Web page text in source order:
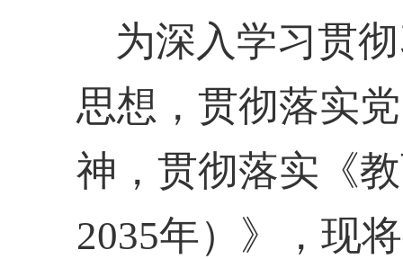
为深入学习贯
思想，贯彻落实
神，贯彻落实《
2035年）》，现